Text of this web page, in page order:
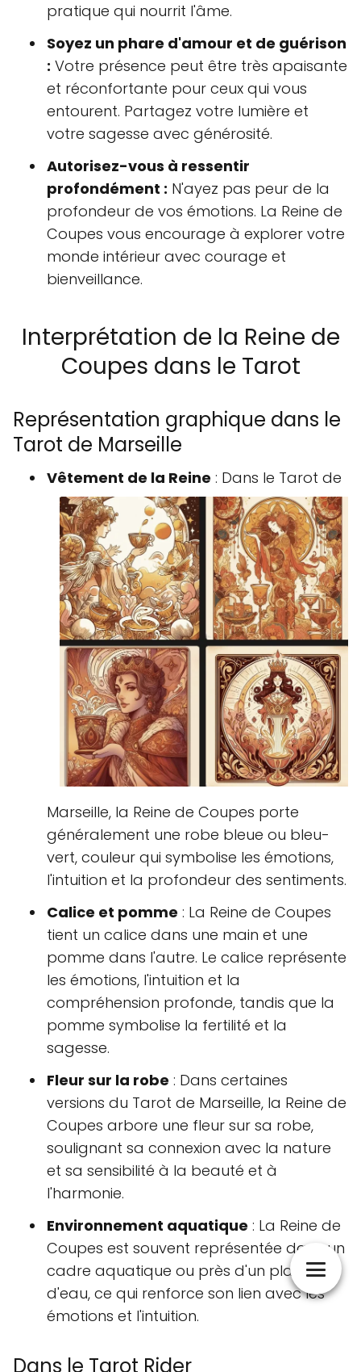
pratique qui nourrit l'âme.
Soyez un phare d'amour et de guérison
: Votre présence peut être très apaisante
et réconfortante pour ceux qui vous
entourent. Partagez votre lumière et
votre sagesse avec générosité.
Autorisez-vous à ressentir
profondément : N'ayez pas peur de la
profondeur de vos émotions. La Reine de
Coupes vous encourage à explorer votre
monde intérieur avec courage et
bienveillance.
Interprétation de la Reine de
Coupes dans le Tarot
Représentation graphique dans le
Tarot de Marseille
Vêtement de la Reine : Dans le Tarot de
Marseille, la Reine de Coupes porte
généralement une robe bleue ou bleu-
vert, couleur qui symbolise les émotions,
l'intuition et la profondeur des sentiments.
Calice et pomme : La Reine de Coupes
tient un calice dans une main et une
pomme dans l'autre. Le calice représente
les émotions, l'intuition et la
compréhension profonde, tandis que la
pomme symbolise la fertilité et la
sagesse.
Fleur sur la robe : Dans certaines
versions du Tarot de Marseille, la Reine de
Coupes arbore une fleur sur sa robe,
soulignant sa connexion avec la nature
et sa sensibilité à la beauté et à
l'harmonie.
Environnement aquatique : La Reine de
Coupes est souvent représentée dans un
cadre aquatique ou près d'un plan
d'eau, ce qui renforce son lien avec les
émotions et l'intuition.
Dans le Tarot Rider